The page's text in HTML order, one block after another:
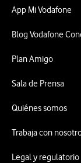
App Mi Vodafone
Blog Vodafone
Plan Amigo
Sala de Prensa
Quiénes somos
Trabaja con
Legal y regulatorio